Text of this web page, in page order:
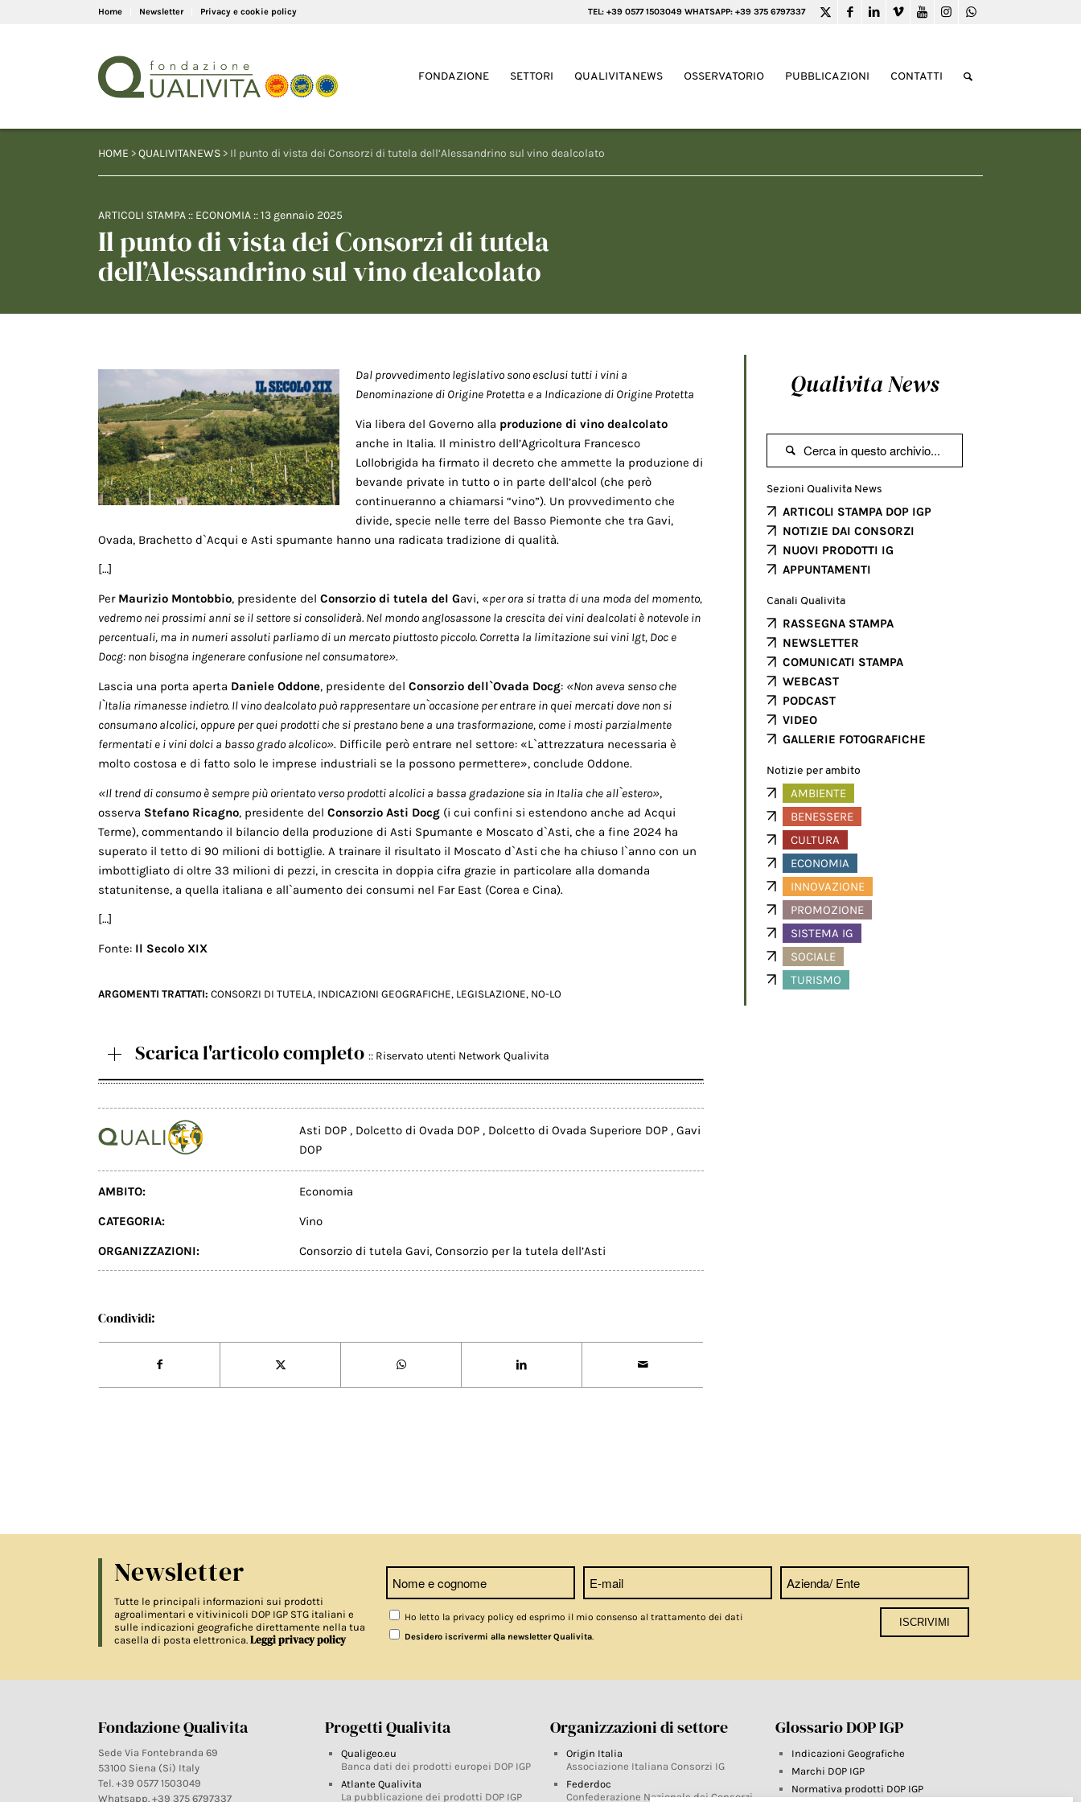
Home Newsletter Privacy e cookie policy TEL: +39 0577 1503049 WHATSAPP: +39 375 6797337
FONDAZIONE SETTORI QUALIVITANEWS OSSERVATORIO PUBBLICAZIONI CONTATTI
HOME >QUALIVITANEWS > Il punto di vista dei Consorzi di tutela dell’Alessandrino sul vino dealcolato
ARTICOLI STAMPA :: ECONOMIA ::13 gennaio 2025
Il punto di vista dei Consorzi di tutela
dell’Alessandrino sul vino dealcolato
Dal provvedimento legislativo sono esclusi tutti i vini a
Denominazione di Origine Protetta e a Indicazione di Origine Protetta
Via libera del Governo alla produzione di vino dealcolato
anche in Italia. Il ministro dell’Agricoltura Francesco
Lollobrigida ha firmato il decreto che ammette la produzione di
bevande private in tutto o in parte dell’alcol (che però
continueranno a chiamarsi “vino”). Un provvedimento che
divide, specie nelle terre del Basso Piemonte che tra Gavi,
Ovada, Brachetto d`Acqui e Asti spumante hanno una radicata tradizione di qualità.
[…]
Per Maurizio Montobbio, presidente del Consorzio di tutela del Gavi, «per ora si tratta di una moda del momento,
vedremo nei prossimi anni se il settore si consoliderà. Nel mondo anglosassone la crescita dei vini dealcolati è notevole in
percentuali, ma in numeri assoluti parliamo di un mercato piuttosto piccolo. Corretta la limitazione sui vini Igt, Doc e
Docg: non bisogna ingenerare confusione nel consumatore».
Lascia una porta aperta Daniele Oddone, presidente del Consorzio dell`Ovada Docg: «Non aveva senso che
l`Italia rimanesse indietro. Il vino dealcolato può rappresentare un`occasione per entrare in quei mercati dove non si
consumano alcolici, oppure per quei prodotti che si prestano bene a una trasformazione, come i mosti parzialmente
fermentati e i vini dolci a basso grado alcolico». Difficile però entrare nel settore: «L`attrezzatura necessaria è
molto costosa e di fatto solo le imprese industriali se la possono permettere», conclude Oddone.
«Il trend di consumo è sempre più orientato verso prodotti alcolici a bassa gradazione sia in Italia che all`estero»,
osserva Stefano Ricagno, presidente del Consorzio Asti Docg (i cui confini si estendono anche ad Acqui
Terme), commentando il bilancio della produzione di Asti Spumante e Moscato d`Asti, che a fine 2024 ha
superato il tetto di 90 milioni di bottiglie. A trainare il risultato il Moscato d`Asti che ha chiuso l`anno con un
imbottigliato di oltre 33 milioni di pezzi, in crescita in doppia cifra grazie in particolare alla domanda
statunitense, a quella italiana e all`aumento dei consumi nel Far East (Corea e Cina).
[…]
Fonte: Il Secolo XIX
ARGOMENTI TRATTATI: CONSORZI DI TUTELA, INDICAZIONI GEOGRAFICHE, LEGISLAZIONE, NO-LO
Scarica l'articolo completo :: Riservato utenti Network Qualivita
Asti DOP , Dolcetto di Ovada DOP , Dolcetto di Ovada Superiore DOP , Gavi
DOP
AMBITO: Economia
CATEGORIA: Vino
ORGANIZZAZIONI: Consorzio di tutela Gavi, Consorzio per la tutela dell’Asti
Condividi:
Qualivita News

Sezioni Qualivita News
ARTICOLI STAMPA DOP IGP
NOTIZIE DAI CONSORZI
NUOVI PRODOTTI IG
APPUNTAMENTI
Canali Qualivita
RASSEGNA STAMPA
NEWSLETTER
COMUNICATI STAMPA
WEBCAST
PODCAST
VIDEO
GALLERIE FOTOGRAFICHE
Notizie per ambito
AMBIENTE
BENESSERE
CULTURA
ECONOMIA
INNOVAZIONE
PROMOZIONE
SISTEMA IG
SOCIALE
TURISMO
Newsletter
Tutte le principali informazioni sui prodotti
agroalimentari e vitivinicoli DOP IGP STG italiani e
sulle indicazioni geografiche direttamente nella tua
casella di posta elettronica. Leggi privacy policy
Ho letto la privacy policy ed esprimo il mio consenso al trattamento dei dati
Desidero iscrivermi alla newsletter Qualivita.
Fondazione Qualivita
Sede Via Fontebranda 69
53100 Siena (Si) Italy
Tel. +39 0577 1503049
Whatsapp. +39 375 6797337
Progetti Qualivita
Qualigeo.eu
Banca dati dei prodotti europei DOP IGP
Atlante Qualivita
La pubblicazione dei prodotti DOP IGP
Organizzazioni di settore
Origin Italia
Associazione Italiana Consorzi IG
Federdoc
Confederazione Nazionale dei Consorzi
Glossario DOP IGP
Indicazioni Geografiche
Marchi DOP IGP
Normativa prodotti DOP IGP